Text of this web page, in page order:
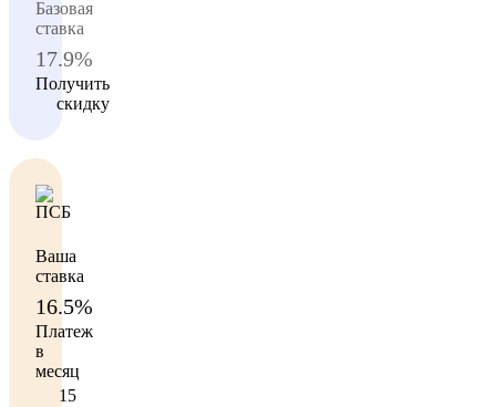
Базовая
ставка
17.9%
Получить
скидку
Ваша
ставка
16.5%
Платеж
в
месяц
15